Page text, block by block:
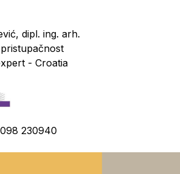
dipl. ing. arh.
- Croatia
230940